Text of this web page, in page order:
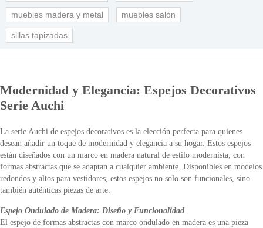
muebles madera y metal muebles salón
sillas tapizadas
Modernidad y Elegancia: Espejos Decorativos
Serie Auchi
La serie Auchi de espejos decorativos es la elección perfecta para quienes
desean añadir un toque de modernidad y elegancia a su hogar. Estos espejos
están diseñados con un marco en madera natural de estilo modernista, con
formas abstractas que se adaptan a cualquier ambiente. Disponibles en modelos
redondos y altos para vestidores, estos espejos no solo son funcionales, sino
también auténticas piezas de arte.
Espejo Ondulado de Madera: Diseño y Funcionalidad
El espejo de formas abstractas con marco ondulado en madera es una pieza